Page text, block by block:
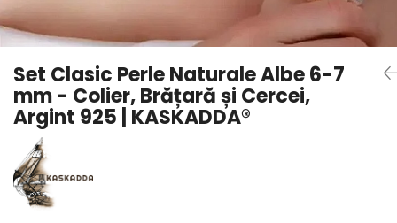
Seturi Perle cu Argint
Brățări cu Perle
Pandantive cu Perle
Brose cu Perle
Set Clasic Perle Naturale Albe 6-7
mm - Colier, Brățară și Cercei,
Argint 925 | KASKADDA®